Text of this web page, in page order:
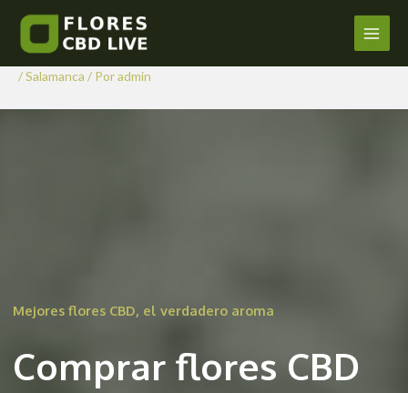
contenido
Main
Comprar Flores CBD en
Tordillos
/Salamanca / Poradmin
Mejores flores CBD, el verdadero aroma
Comprar flores CBD